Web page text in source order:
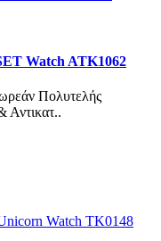
Watch ATK1062
Πολυτελής